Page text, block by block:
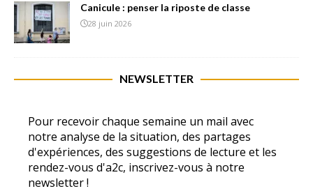
Canicule : penser la riposte de classe
28 juin 2026
NEWSLETTER
Pour recevoir chaque semaine un mail avec
notre analyse de la situation, des partages
d'expériences, des suggestions de lecture et les
rendez-vous d'a2c, inscrivez-vous à notre
newsletter !